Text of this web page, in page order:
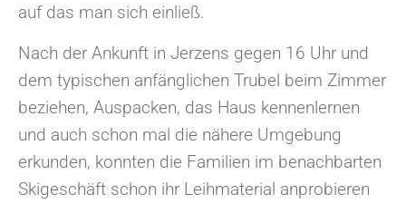
auf das man sich einließ.
Nach der Ankunft in Jerzens gegen 16 Uhr und
dem typischen anfänglichen Trubel beim Zimmer
beziehen, Auspacken, das Haus kennenlernen
und auch schon mal die nähere Umgebung
erkunden, konnten die Familien im benachbarten
Skigeschäft schon ihr Leihmaterial anprobieren